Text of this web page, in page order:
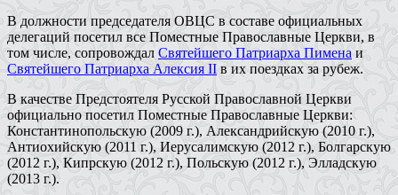
В должности председателя ОВЦС в составе официальных
делегаций посетил все Поместные Православные Церкви, в
том числе, сопровождал Святейшего Патриарха Пимена и
Святейшего Патриарха Алексия II в их поездках за рубеж.
В качестве Предстоятеля Русской Православной Церкви
официально посетил Поместные Православные Церкви:
Константинопольскую (2009 г.), Александрийскую (2010 г.),
Антиохийскую (2011 г.), Иерусалимскую (2012 г.), Болгарскую
(2012 г.), Кипрскую (2012 г.), Польскую (2012 г.), Элладскую
(2013 г.).